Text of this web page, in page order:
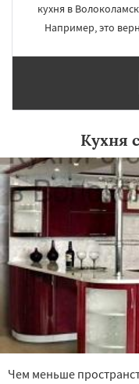
кухня в
Например, это
Кухня
Чем меньше